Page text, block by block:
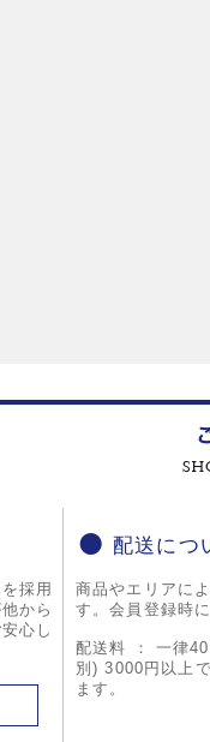
採用
から
心し
配送につ
商品やエリアに
す。会員登録時
配送料 ： 一律
別) 3000円以上
ます。